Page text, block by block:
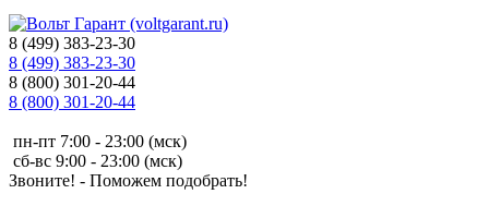
8 (499) 383-23-30
8 (499) 383-23-30
8 (800) 301-20-44
8 (800) 301-20-44
пн-пт 7:00 - 23:00 (мск)
сб-вс 9:00 - 23:00 (мск)
Звоните! - Поможем подобрать!